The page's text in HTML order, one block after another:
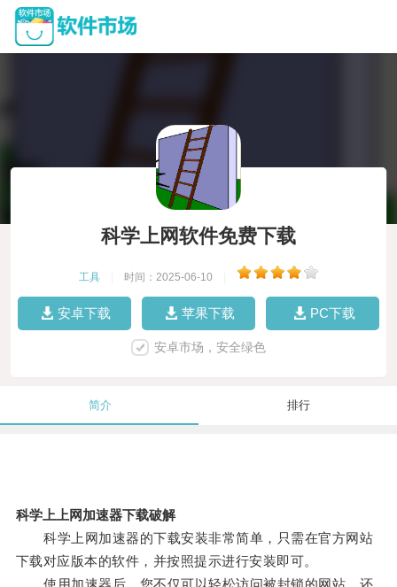
科学上网软件免费下载
工具 时间：2025-06-10
安卓下载 苹果下载 PC下载
安卓市场，安全绿色
简介 排行
科学上上网加速器下载破解
科学上网加速器的下载安装非常简单，只需在官方网站
下载对应版本的软件，并按照提示进行安装即可。